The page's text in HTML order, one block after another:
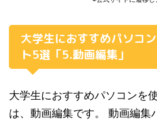
大学生におすすめパソコ
ト5選「5.動画編集」
大学生におすすめパソコンを
は、動画編集です。 動画編集